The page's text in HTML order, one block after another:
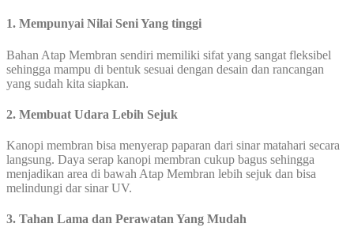
1. Mempunyai Nilai Seni Yang tinggi
Bahan Atap Membran sendiri memiliki sifat yang sangat fleksibel
sehingga mampu di bentuk sesuai dengan desain dan rancangan
yang sudah kita siapkan.
2. Membuat Udara Lebih Sejuk
Kanopi membran bisa menyerap paparan dari sinar matahari secara
langsung. Daya serap kanopi membran cukup bagus sehingga
menjadikan area di bawah Atap Membran lebih sejuk dan bisa
melindungi dar sinar UV.
3. Tahan Lama dan Perawatan Yang Mudah